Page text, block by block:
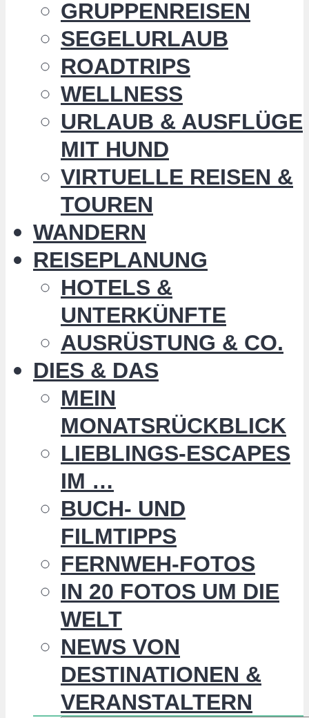
GRUPPENREISEN
SEGELURLAUB
ROADTRIPS
WELLNESS
URLAUB & AUSFLÜGE
MIT HUND
VIRTUELLE REISEN &
TOUREN
WANDERN
REISEPLANUNG
HOTELS &
UNTERKÜNFTE
AUSRÜSTUNG & CO.
DIES & DAS
MEIN
MONATSRÜCKBLICK
LIEBLINGS-ESCAPES
IM …
BUCH- UND
FILMTIPPS
FERNWEH-FOTOS
IN 20 FOTOS UM DIE
WELT
NEWS VON
DESTINATIONEN &
VERANSTALTERN